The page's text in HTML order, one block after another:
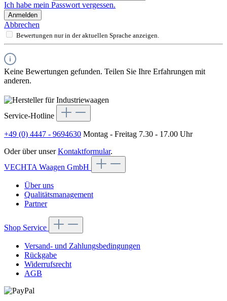
Ich habe mein Passwort vergessen.
Anmelden
Abbrechen
Bewertungen nur in der aktuellen Sprache anzeigen.
Keine Bewertungen gefunden. Teilen Sie Ihre Erfahrungen mit
anderen.
Service-Hotline
+49 (0) 4447 - 9694630 Montag - Freitag 7.30 - 17.00 Uhr
Oder über unserKontaktformular.
VECHTA Waagen GmbH
Über uns
Qualitätsmanagement
Partner
Shop Service
Versand- und Zahlungsbedingungen
Rückgabe
Widerrufsrecht
AGB